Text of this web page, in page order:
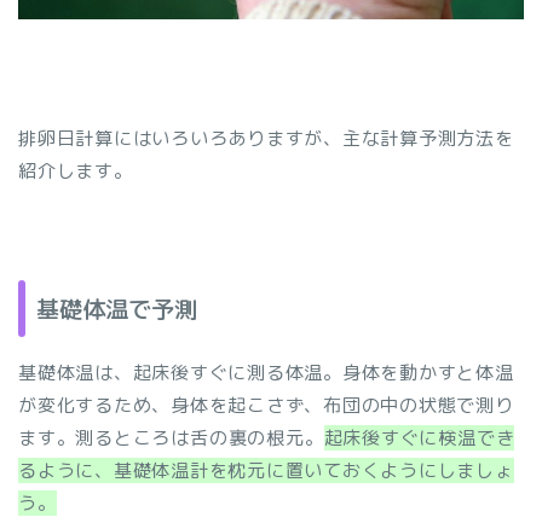
排卵日計算にはいろいろありますが、主な計算予測方法を
紹介します。
基礎体温で予測
基礎体温は、起床後すぐに測る体温。身体を動かすと体温
が変化するため、身体を起こさず、布団の中の状態で測り
ます。測るところは舌の裏の根元。 起床後すぐに検温でき
るように、基礎体温計を枕元に置いておくようにしましょ
う。